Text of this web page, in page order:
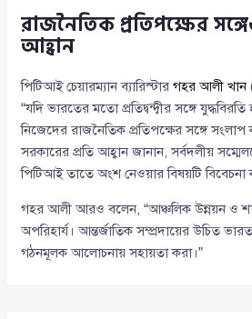
রাজনৈতিক প্রতিপক্ষের
আহ্বান
পিটিআই চেয়ারম্যান ব্যারিস্টারগহর আলী খান
“যদি ভারতের মতো প্রতিদ্বন্দ্বীর সঙ্গে
নিজেদের রাজনৈতিক প্রতিপক্ষের সঙ্গে সংলাপ
সরকারের প্রতি আহ্বান জানান, সর্বদলীয়
পিটিআই তাতে অংশ নেওয়ার বিষয়টি বিবেচনা
গহর আলী আরও বলেন, “আঞ্চলিক উন্নয়ন ও
অপরিহার্য। আন্তর্জাতিক সম্প্রদায়ের উচিত
গঠনমূলক আলোচনায় সহায়তা করা।”